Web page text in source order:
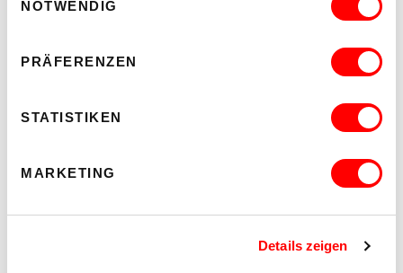
NOTWENDIG
PRÄFERENZEN
STATISTIKEN
MARKETING
Details zeigen
20.30